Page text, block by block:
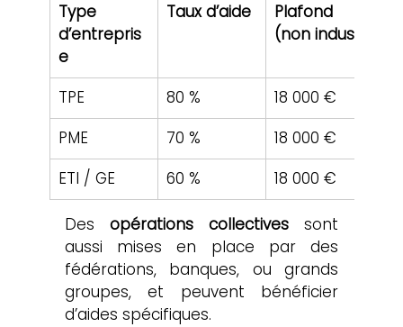
Type
d’entrepris
e
Taux d’aide
Plafond
(non indus.)
TPE 80 % 18 000 €
PME
70 % 18 000 €
ETI / GE
60 % 18 000 €
Des opérations collectives sont
aussi mises en place par des
fédérations, banques, ou grands
groupes, et peuvent bénéficier
d’aides spécifiques.